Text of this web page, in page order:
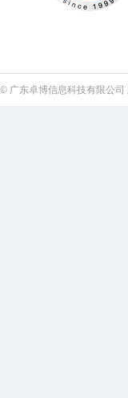
© 广东卓博信息科技有限公司